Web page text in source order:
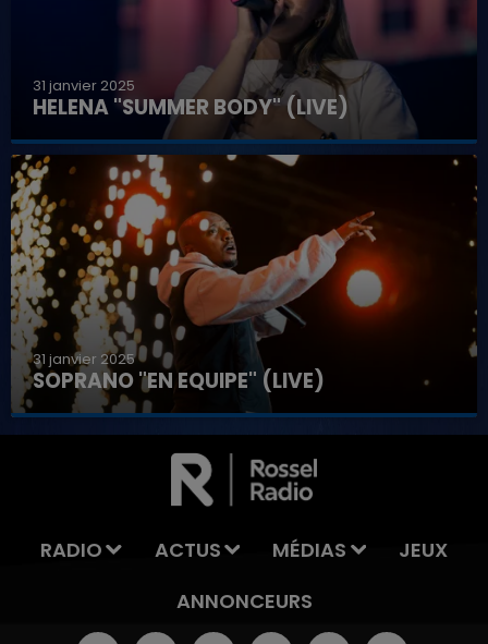
31 janvier 2025
HELENA "SUMMER BODY" (LIVE)
31 janvier 2025
SOPRANO "EN EQUIPE" (LIVE)
RADIO ACTUS MÉDIAS
JEUX
ANNONCEURS